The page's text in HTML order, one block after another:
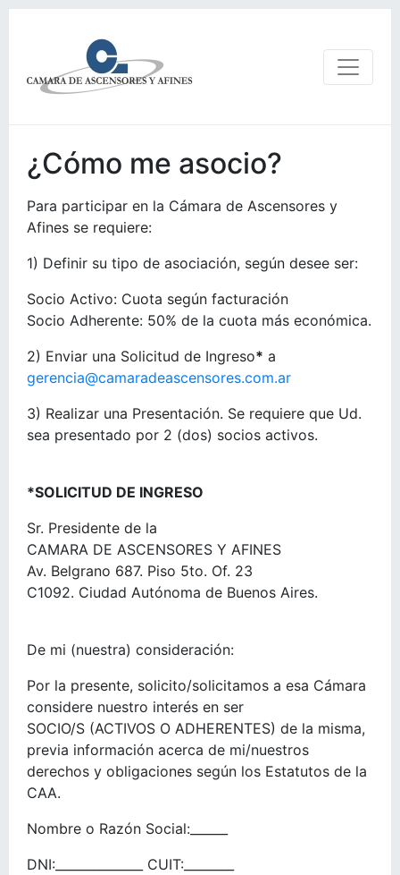
¿Cómo me asocio?
Para participar en la Cámara de Ascensores y
Afines se requiere:
1) Definir su tipo de asociación, según desee ser:
Socio Activo: Cuota según facturación
Socio Adherente: 50% de la cuota más económica.
2) Enviar una Solicitud de Ingreso* a
gerencia@camaradeascensores.com.ar
3) Realizar una Presentación. Se requiere que Ud.
sea presentado por 2 (dos) socios activos.
*SOLICITUD DE INGRESO
Sr. Presidente de la
CAMARA DE ASCENSORES Y AFINES
Av. Belgrano 687. Piso 5to. Of. 23
C1092. Ciudad Autónoma de Buenos Aires.
De mi (nuestra) consideración:
Por la presente, solicito/solicitamos a esa Cámara
considere nuestro interés en ser
SOCIO/S (ACTIVOS O ADHERENTES) de la misma,
previa información acerca de mi/nuestros
derechos y obligaciones según los Estatutos de la
CAA.
Nombre o Razón Social:______
DNI:______________ CUIT:________